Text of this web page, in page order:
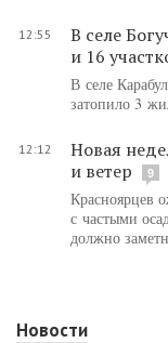
12:55
В селе
и 16
В селе
затопило 3
12:12
Новая
и ветер
9
Красноярцев
с частыми
должно
Новости